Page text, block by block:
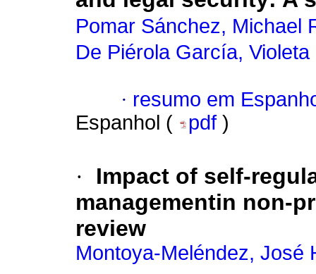
Pomar Sánchez, Michael
De Piérola García,
· resumo em
Espanhol (
pdf )
·
Impact of self-
managementin non-
review
Montoya-Meléndez, José